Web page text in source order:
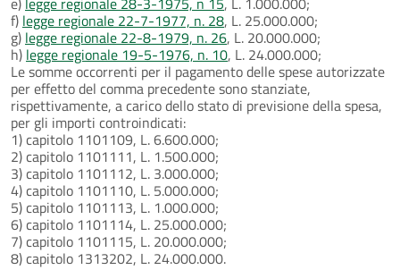
f) legge regionale 22-7-1977, n. 28, L. 25.000.000;
g) legge regionale 22-8-1979, n. 26, L. 20.000.000;
h) legge regionale 19-5-1976, n. 10, L. 24.000.000;
Le somme occorrenti per il pagamento delle spese autorizzate
per effetto del comma precedente sono stanziate,
rispettivamente, a carico dello stato di previsione della spesa,
per gli importi controindicati:
1) capitolo 1101109, L. 6.600.000;
2) capitolo 1101111, L. 1.500.000;
3) capitolo 1101112, L. 3.000.000;
4) capitolo 1101110, L. 5.000.000;
5) capitolo 1101113, L. 1.000.000;
6) capitolo 1101114, L. 25.000.000;
7) capitolo 1101115, L. 20.000.000;
8) capitolo 1313202, L. 24.000.000.